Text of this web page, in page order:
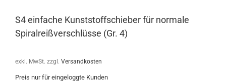
S4 einfache Kunststoffschieber für normale
Spiralreißverschlüsse (Gr. 4)
exkl. MwSt. zzgl. Versandkosten
Preis nur für eingeloggte Kunden